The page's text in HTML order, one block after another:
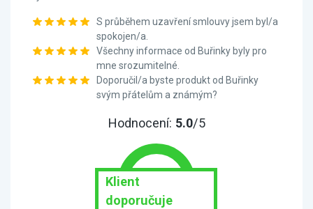
S průběhem uzavření smlouvy jsem byl/a
spokojen/a.
Všechny informace od Buřinky byly pro
mne srozumitelné.
Doporučil/a byste produkt od Buřinky
svým přátelům a známým?
Hodnocení: 5.0/5
Klient
doporučuje